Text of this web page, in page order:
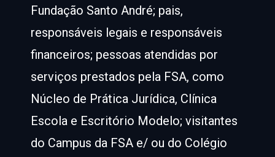
Fundação Santo André; pais,
responsáveis legais e responsáveis
financeiros; pessoas atendidas por
serviços prestados pela FSA, como
Núcleo de Prática Jurídica, Clínica
Escola e Escritório Modelo; visitantes
do Campus da FSA e/ ou do Colégio